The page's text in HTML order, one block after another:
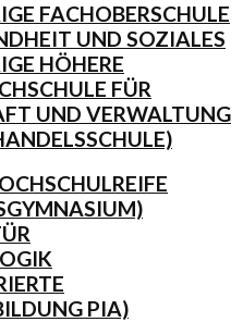
FACHOBERSCHULE
UND SOZIALES
HÖHERE
FÜR
UND VERWALTUNG
PIA)